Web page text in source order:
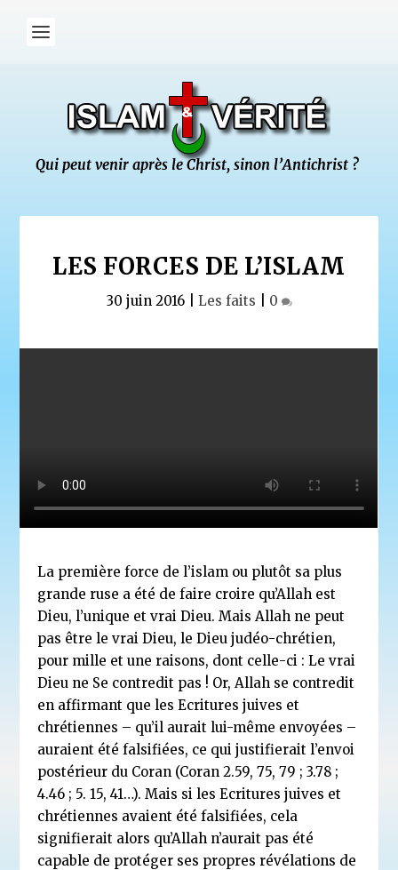
LES FORCES DE L’ISLAM
30 juin 2016| Les faits 0
La première force de l’islam ou plutôt sa plus
grande ruse a été de faire croire qu’Allah est
Dieu, l’unique et vrai Dieu. Mais Allah ne peut
pas être le vrai Dieu, le Dieu judéo-chrétien,
pour mille et une raisons, dont celle-ci : Le vrai
Dieu ne Se contredit pas ! Or, Allah se contredit
en affirmant que les Ecritures juives et
chrétiennes – qu’il aurait lui-même envoyées –
auraient été falsifiées, ce qui justifierait l’envoi
postérieur du Coran (Coran 2.59, 75, 79 ; 3.78 ;
4.46 ; 5. 15, 41…). Mais si les Ecritures juives et
chrétiennes avaient été falsifiées, cela
signifierait alors qu’Allah n’aurait pas été
capable de protéger ses propres révélations de